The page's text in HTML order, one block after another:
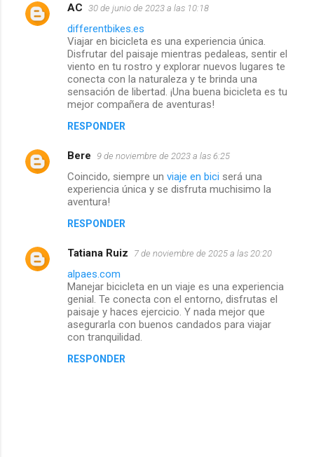
C
t
o
AC 30 de junio de 2023 a las 10:18
differentbikes.es
Viajar en bicicleta es una experiencia única.
Disfrutar del paisaje mientras pedaleas, sentir el
viento en tu rostro y explorar nuevos lugares te
conecta con la naturaleza y te brinda una
sensación de libertad. ¡Una buena bicicleta es tu
mejor compañera de aventuras!
RESPONDER
Bere 9 de noviembre de 2023 a las 6:25
Coincido, siempre un viaje en bici será una
experiencia única y se disfruta muchisimo la
aventura!
RESPONDER
Tatiana Ruiz 7 de noviembre de 2025 a las 20:20
alpaes.com
Manejar bicicleta en un viaje es una experiencia
genial. Te conecta con el entorno, disfrutas el
paisaje y haces ejercicio. Y nada mejor que
asegurarla con buenos candados para viajar
con tranquilidad.
RESPONDER